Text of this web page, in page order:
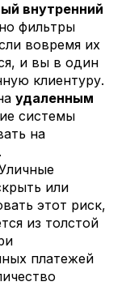
внутренний
фильтры
вовремя их
и вы в один
клиентуру.
удаленным
системы
на
или
этот риск,
из толстой
платежей